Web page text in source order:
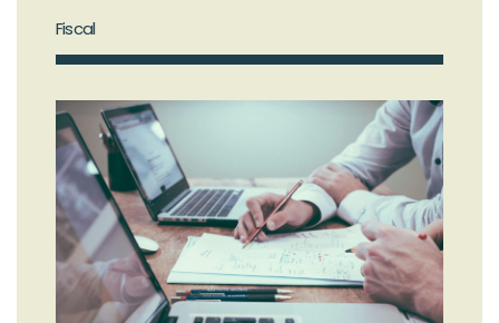
Fiscal